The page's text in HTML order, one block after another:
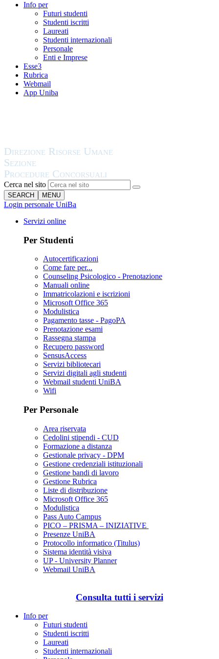
Info per
Futuri studenti
Studenti iscritti
Laureati
Studenti internazionali
Personale
Enti e Imprese
Esse3
Rubrica
Webmail
App Uniba
Cerca nel sito
SEARCH MENU
Login personale UniBa
Servizi online
Per Studenti
Autocertificazioni
Come fare per...
Counseling Psicologico - Prenotazione
Manuali online
Immatricolazioni e iscrizioni
Microsoft Office 365
Modulistica
Pagamento tasse - PagoPA
Prenotazione esami
Rassegna stampa
Recupero password
SensusAccess
Servizi bibliotecari
Servizi digitali agli studenti
Webmail studenti UniBA
Wifi
Per Personale
Area riservata
Cedolini stipendi - CUD
Formazione a distanza
Gestionale privacy - DPM
Gestione credenziali istituzionali
Gestione bandi di lavoro
Gestione Rubrica
Liste di distribuzione
Microsoft Office 365
Modulistica
Pass Auto Campus
PICO – PRISMA – INIZIATIVE
Presenze UniBA
Protocollo informatico (Titulus)
Sistema identità visiva
UP - University Planner
Webmail UniBA
Consulta tutti i servizi
Info per
Futuri studenti
Studenti iscritti
Laureati
Studenti internazionali